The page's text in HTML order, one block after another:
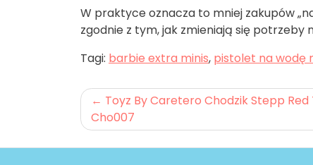
W praktyce oznacza to mniej zakupów
zgodnie z tym, jak zmieniają się potrzeby
Tagi: barbie extra minis, pistolet na wodę
Nawigacja
wpisu
Toyz By Caretero Chodzik Stepp Red
Cho007